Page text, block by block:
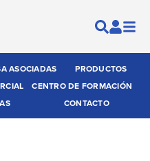
ASOCIADAS
PRODUCTOS
CENTRO DE FORMACIÓN
CONTACTO